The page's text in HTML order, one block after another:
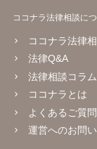
ココナラ法律相談に
ココナラ法律
法律Q&A
法律相談コラム
ココナラとは
よくあるご質問
運営へのお問